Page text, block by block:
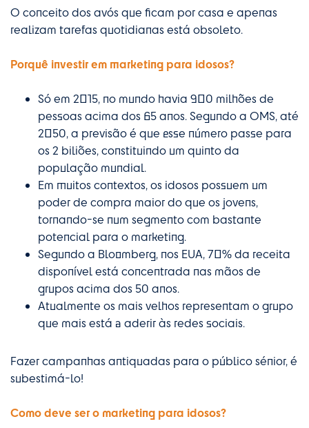
O conceito dos avós que ficam por casa e apenas
realizam tarefas quotidianas está obsoleto.
Porquê investir em marketing para idosos?
Só em 2015, no mundo havia 900 milhões de
pessoas acima dos 65 anos. Segundo a OMS, até
2050, a previsão é que esse número passe para
os 2 biliões, constituindo um quinto da
população mundial.
Em muitos contextos, os idosos possuem um
poder de compra maior do que os jovens,
tornando-se num segmento com bastante
potencial para o marketing.
Segundo a Bloomberg, nos EUA, 70% da receita
disponível está concentrada nas mãos de
grupos acima dos 50 anos.
Atualmente os mais velhos representam o grupo
que mais está a aderir às redes sociais.
Fazer campanhas antiquadas para o público sénior, é
subestimá-lo!
Como deve ser o marketing para idosos?